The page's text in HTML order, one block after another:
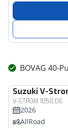
BOVAG 40-
Suzuki V-
V-STROM 1050 DE
2026
AllRoad